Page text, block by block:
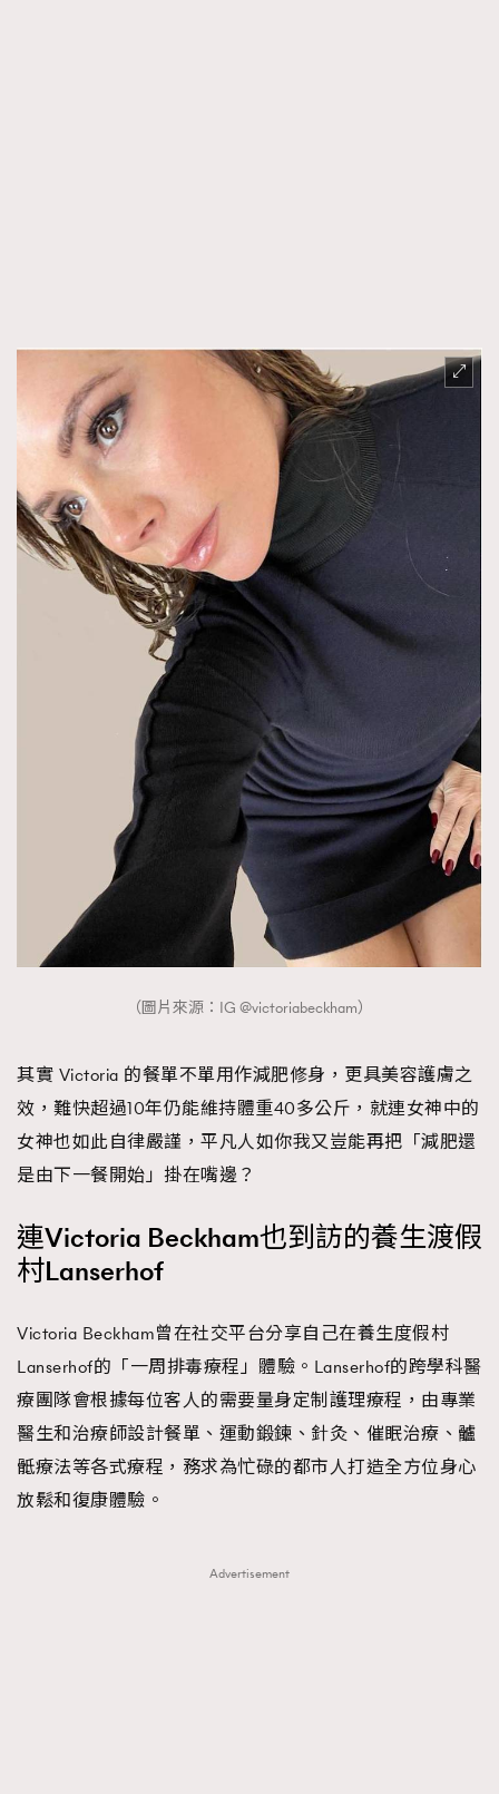
（圖片來源：IG @victoriabeckham）
其實 Victoria 的餐單不單用作減肥修身，更具美容護膚之
效，難快超過10年仍能維持體重40多公斤，就連女神中的
女神也如此自律嚴謹，平凡人如你我又豈能再把「減肥還
是由下一餐開始」掛在嘴邊？
連Victoria Beckham也到訪的養生渡假
村Lanserhof
Victoria Beckham曾在社交平台分享自己在養生度假村
Lanserhof的「一周排毒療程」體驗。Lanserhof的跨學科醫
療團隊會根據每位客人的需要量身定制護理療程，由專業
醫生和治療師設計餐單、運動鍛鍊、針灸、催眠治療、髗
骶療法等各式療程，務求為忙碌的都市人打造全方位身心
放鬆和復康體驗。
Advertisement